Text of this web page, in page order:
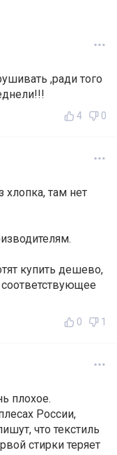
,ради того
4 0
хлопка, там нет
купить дешево,
0 1
плохое.
России,
что текстиль
стирки теряет